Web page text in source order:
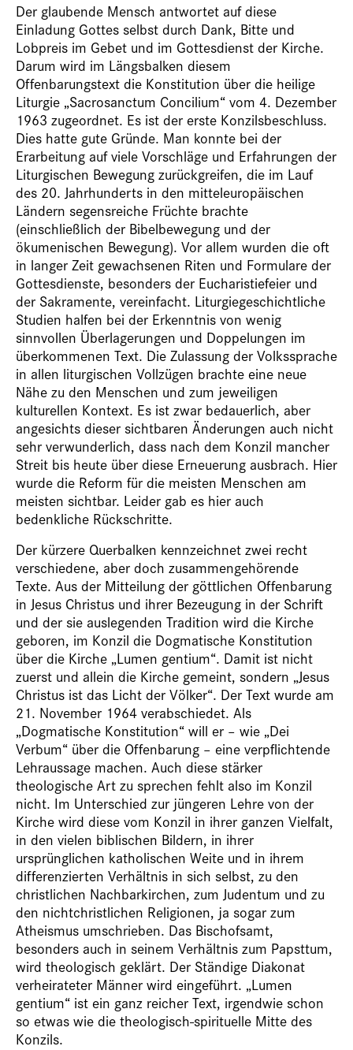
Der glaubende Mensch antwortet auf diese
Einladung Gottes selbst durch Dank, Bitte und
Lobpreis im Gebet und im Gottesdienst der Kirche.
Darum wird im Längsbalken diesem
Offenbarungstext die Konstitution über die heilige
Liturgie „Sacrosanctum Concilium“ vom 4. Dezember
1963 zugeordnet. Es ist der erste Konzilsbeschluss.
Dies hatte gute Gründe. Man konnte bei der
Erarbeitung auf viele Vorschläge und Erfahrungen der
Liturgischen Bewegung zurückgreifen, die im Lauf
des 20. Jahrhunderts in den mitteleuropäischen
Ländern segensreiche Früchte brachte
(einschließlich der Bibelbewegung und der
ökumenischen Bewegung). Vor allem wurden die oft
in langer Zeit gewachsenen Riten und Formulare der
Gottesdienste, besonders der Eucharistiefeier und
der Sakramente, vereinfacht. Liturgiegeschichtliche
Studien halfen bei der Erkenntnis von wenig
sinnvollen Überlagerungen und Doppelungen im
überkommenen Text. Die Zulassung der Volkssprache
in allen liturgischen Vollzügen brachte eine neue
Nähe zu den Menschen und zum jeweiligen
kulturellen Kontext. Es ist zwar bedauerlich, aber
angesichts dieser sichtbaren Änderungen auch nicht
sehr verwunderlich, dass nach dem Konzil mancher
Streit bis heute über diese Erneuerung ausbrach. Hier
wurde die Reform für die meisten Menschen am
meisten sichtbar. Leider gab es hier auch
bedenkliche Rückschritte.
Der kürzere Querbalken kennzeichnet zwei recht
verschiedene, aber doch zusammengehörende
Texte. Aus der Mitteilung der göttlichen Offenbarung
in Jesus Christus und ihrer Bezeugung in der Schrift
und der sie auslegenden Tradition wird die Kirche
geboren, im Konzil die Dogmatische Konstitution
über die Kirche „Lumen gentium“. Damit ist nicht
zuerst und allein die Kirche gemeint, sondern „Jesus
Christus ist das Licht der Völker“. Der Text wurde am
21. November 1964 verabschiedet. Als
„Dogmatische Konstitution“ will er – wie „Dei
Verbum“ über die Offenbarung – eine verpflichtende
Lehraussage machen. Auch diese stärker
theologische Art zu sprechen fehlt also im Konzil
nicht. Im Unterschied zur jüngeren Lehre von der
Kirche wird diese vom Konzil in ihrer ganzen Vielfalt,
in den vielen biblischen Bildern, in ihrer
ursprünglichen katholischen Weite und in ihrem
differenzierten Verhältnis in sich selbst, zu den
christlichen Nachbarkirchen, zum Judentum und zu
den nichtchristlichen Religionen, ja sogar zum
Atheismus umschrieben. Das Bischofsamt,
besonders auch in seinem Verhältnis zum Papsttum,
wird theologisch geklärt. Der Ständige Diakonat
verheirateter Männer wird eingeführt. „Lumen
gentium“ ist ein ganz reicher Text, irgendwie schon
so etwas wie die theologisch-spirituelle Mitte des
Konzils.